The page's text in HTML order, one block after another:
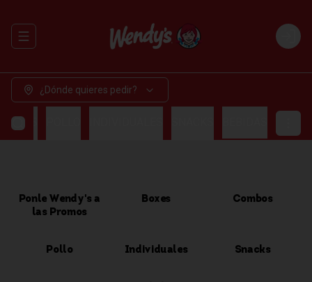
Abrir menu de navegación Login
¿Dónde quieres pedir?
Ponle Wendy's a
las Promos
Boxes Combos
Pollo Individuales Snacks